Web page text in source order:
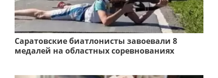
Саратовские биатлонисты завоевали 8
медалей на областных соревнованиях